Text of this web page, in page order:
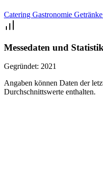
Catering Gastronomie Getränke
Messedaten und
Gegründet: 2021
Angaben können Daten der
Durchschnittswerte enthalten.